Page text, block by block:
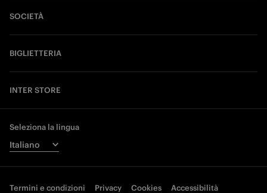
SOCIETÀ
BIGLIETTERIA
INTER STORE
Seleziona la lingua
Termini e condizioni Privacy Cookies Accessibilità